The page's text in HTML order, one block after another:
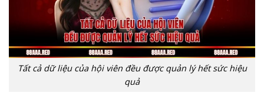
Tất cả dữ liệu của hội viên đều được quản lý hết sức hiệu
quả